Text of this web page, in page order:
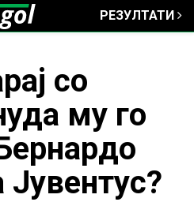
РЕЗУЛТАТИ
со
му го